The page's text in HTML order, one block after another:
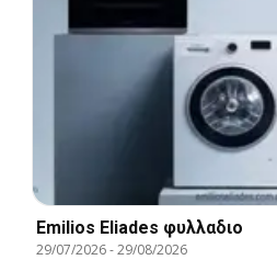
Emilios Eliades φυλλαδιο
29/07/2026-29/08/2026